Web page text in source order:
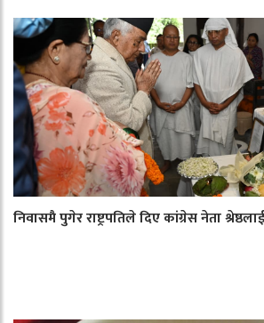
निवासमै पुगेर राष्ट्रपतिले दिए कांग्रेस नेता श्रेष्ठलाई